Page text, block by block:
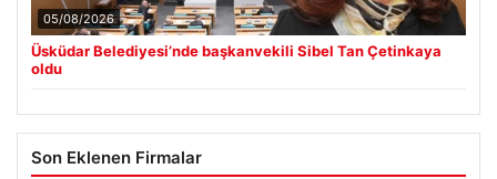
05/08/2026
Üsküdar Belediyesi’nde başkanvekili Sibel Tan Çetinkaya
oldu
Son Eklenen Firmalar